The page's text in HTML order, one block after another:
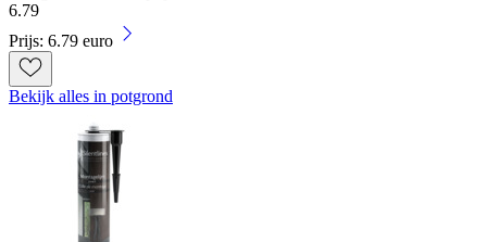
6.79
Prijs: 6.79 euro
Bekijk alles in potgrond